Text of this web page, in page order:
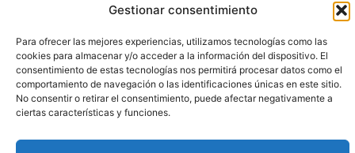
Gestionar consentimiento
Para ofrecer las mejores experiencias, utilizamos tecnologías como las
cookies para almacenar y/o acceder a la información del dispositivo. El
consentimiento de estas tecnologías nos permitirá procesar datos como el
comportamiento de navegación o las identificaciones únicas en este sitio.
No consentir o retirar el consentimiento, puede afectar negativamente a
ciertas características y funciones.
Aviso Legal Política de Privacidad